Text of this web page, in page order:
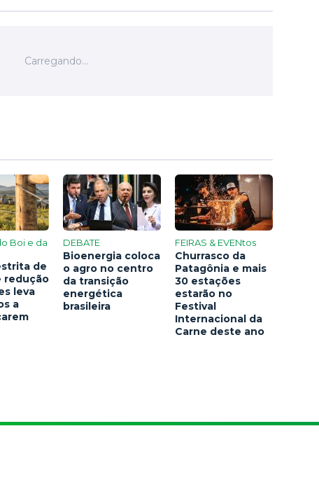
Boi e da
de
redução
leva
a
DEBATE
Bioenergia coloca
o agro no centro
da transição
energética
brasileira
FEIRAS & EVENtos
Churrasco da
Patagônia e mais
30 estações
estarão no
Festival
Internacional da
Carne deste ano